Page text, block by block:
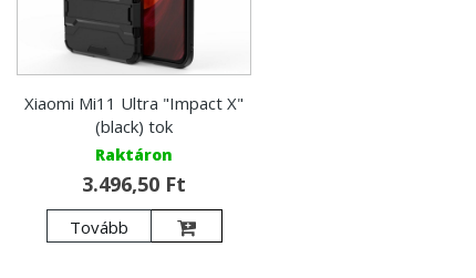
Xiaomi Mi11 Ultra "Impact X"
(black) tok
Raktáron
3.496,50 Ft
Tovább